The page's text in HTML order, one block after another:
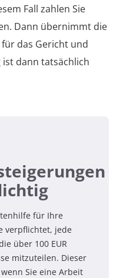
Fall zahlen Sie
Dann übernimmt die
das Gericht und
ist dann tatsächlich
für Ihre
verpflichtet, jede
über 100 EUR
mitzuteilen. Dieser
Sie eine Arbeit